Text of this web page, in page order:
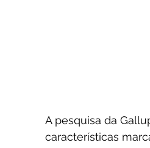
A pesquisa da
características